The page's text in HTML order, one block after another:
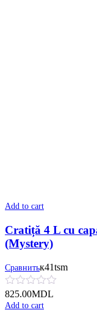
Add to cart
Cratiță 4 L cu
(Mystery)
Сравнитьк41tsm
825.00MDL
Add to cart